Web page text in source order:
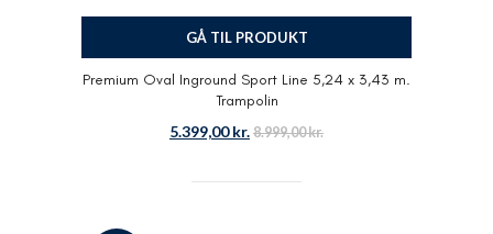
GÅ TIL PRODUKT
Premium Oval Inground Sport Line 5,24 x 3,43 m.
Trampolin
5.399,00kr. 8.999,00kr.